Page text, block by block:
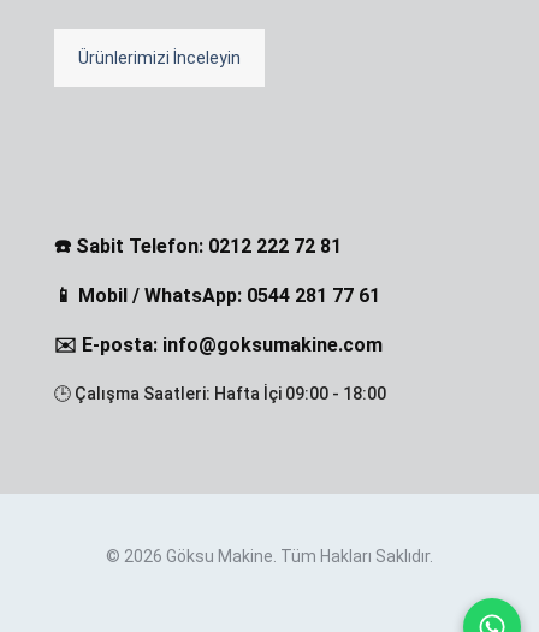
Ürünlerimizi İnceleyin
☎️ Sabit Telefon: 0212 222 72 81
📱 Mobil / WhatsApp: 0544 281 77 61
✉️ E-posta: info@goksumakine.com
🕒 Çalışma Saatleri: Hafta İçi 09:00 - 18:00